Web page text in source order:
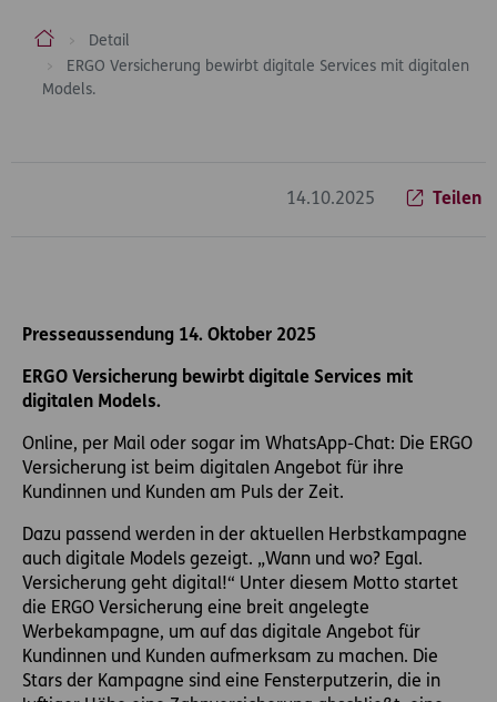
ERGO Versicherung Aktiengesellschaft
Detail
ERGO Versicherung bewirbt digitale Services mit digitalen
Models.
14.10.2025 Teilen
Presseaussendung 14. Oktober 2025
ERGO Versicherung bewirbt digitale Services mit
digitalen Models.
Online, per Mail oder sogar im WhatsApp-Chat: Die ERGO
Versicherung ist beim digitalen Angebot für ihre
Kundinnen und Kunden am Puls der Zeit.
Dazu passend werden in der aktuellen Herbstkampagne
auch digitale Models gezeigt. „Wann und wo? Egal.
Versicherung geht digital!“ Unter diesem Motto startet
die ERGO Versicherung eine breit angelegte
Werbekampagne, um auf das digitale Angebot für
Kundinnen und Kunden aufmerksam zu machen. Die
Stars der Kampagne sind eine Fensterputzerin, die in